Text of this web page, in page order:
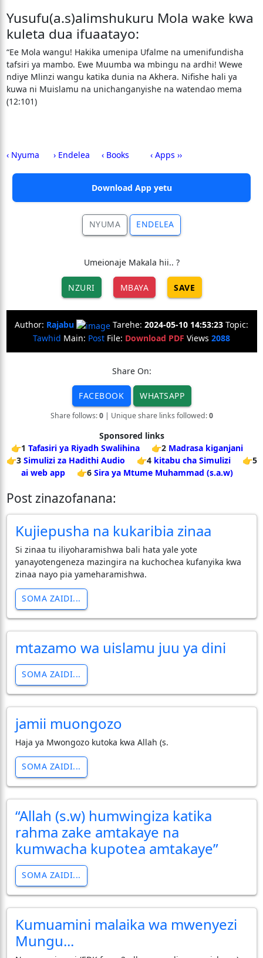
Yusufu(a.s)alimshukuru Mola wake kwa
kuleta dua ifuaatayo:
“Ee Mola wangu! Hakika umenipa Ufalme na umenifundisha
tafsiri ya mambo. Ewe Muumba wa mbingu na ardhi! Wewe
ndiye Mlinzi wangu katika dunia na Akhera. Nifishe hali ya
kuwa ni Muislamu na unichanganyishe na watendao mema
(12:101)
‹ Nyuma › Endelea ‹ Books ‹ Apps ››
Download App yetu
NYUMA ENDELEA
Umeionaje Makala hii.. ?
NZURI MBAYA SAVE
Author: Rajabu Tarehe: 2024-05-10 14:53:23 Topic:
Tawhid Main: Post File: Download PDF Views 2088
Share On:
FACEBOOK WHATSAPP
Share follows:0| Unique share links followed:0
Sponsored links
👉1 Tafasiri ya Riyadh Swalihina 👉2 Madrasa kiganjani
👉3 Simulizi za Hadithi Audio 👉4 kitabu cha Simulizi
👉5
ai web app
👉6 Sira ya Mtume Muhammad (s.a.w)
Post zinazofanana:
Kujiepusha na kukaribia zinaa
Si zinaa tu iliyoharamishwa bali hata yale yote
yanayotengeneza mazingira na kuchochea kufanyika kwa
zinaa nayo pia yameharamishwa.
SOMA ZAIDI...
mtazamo wa uislamu juu ya dini
SOMA ZAIDI...
jamii muongozo
Haja ya Mwongozo kutoka kwa Allah (s.
SOMA ZAIDI...
“Allah (s.w) humwingiza katika
rahma zake amtakaye na
kumwacha kupotea amtakaye”
SOMA ZAIDI...
Kumuamini malaika wa mwenyezi
Mungu...